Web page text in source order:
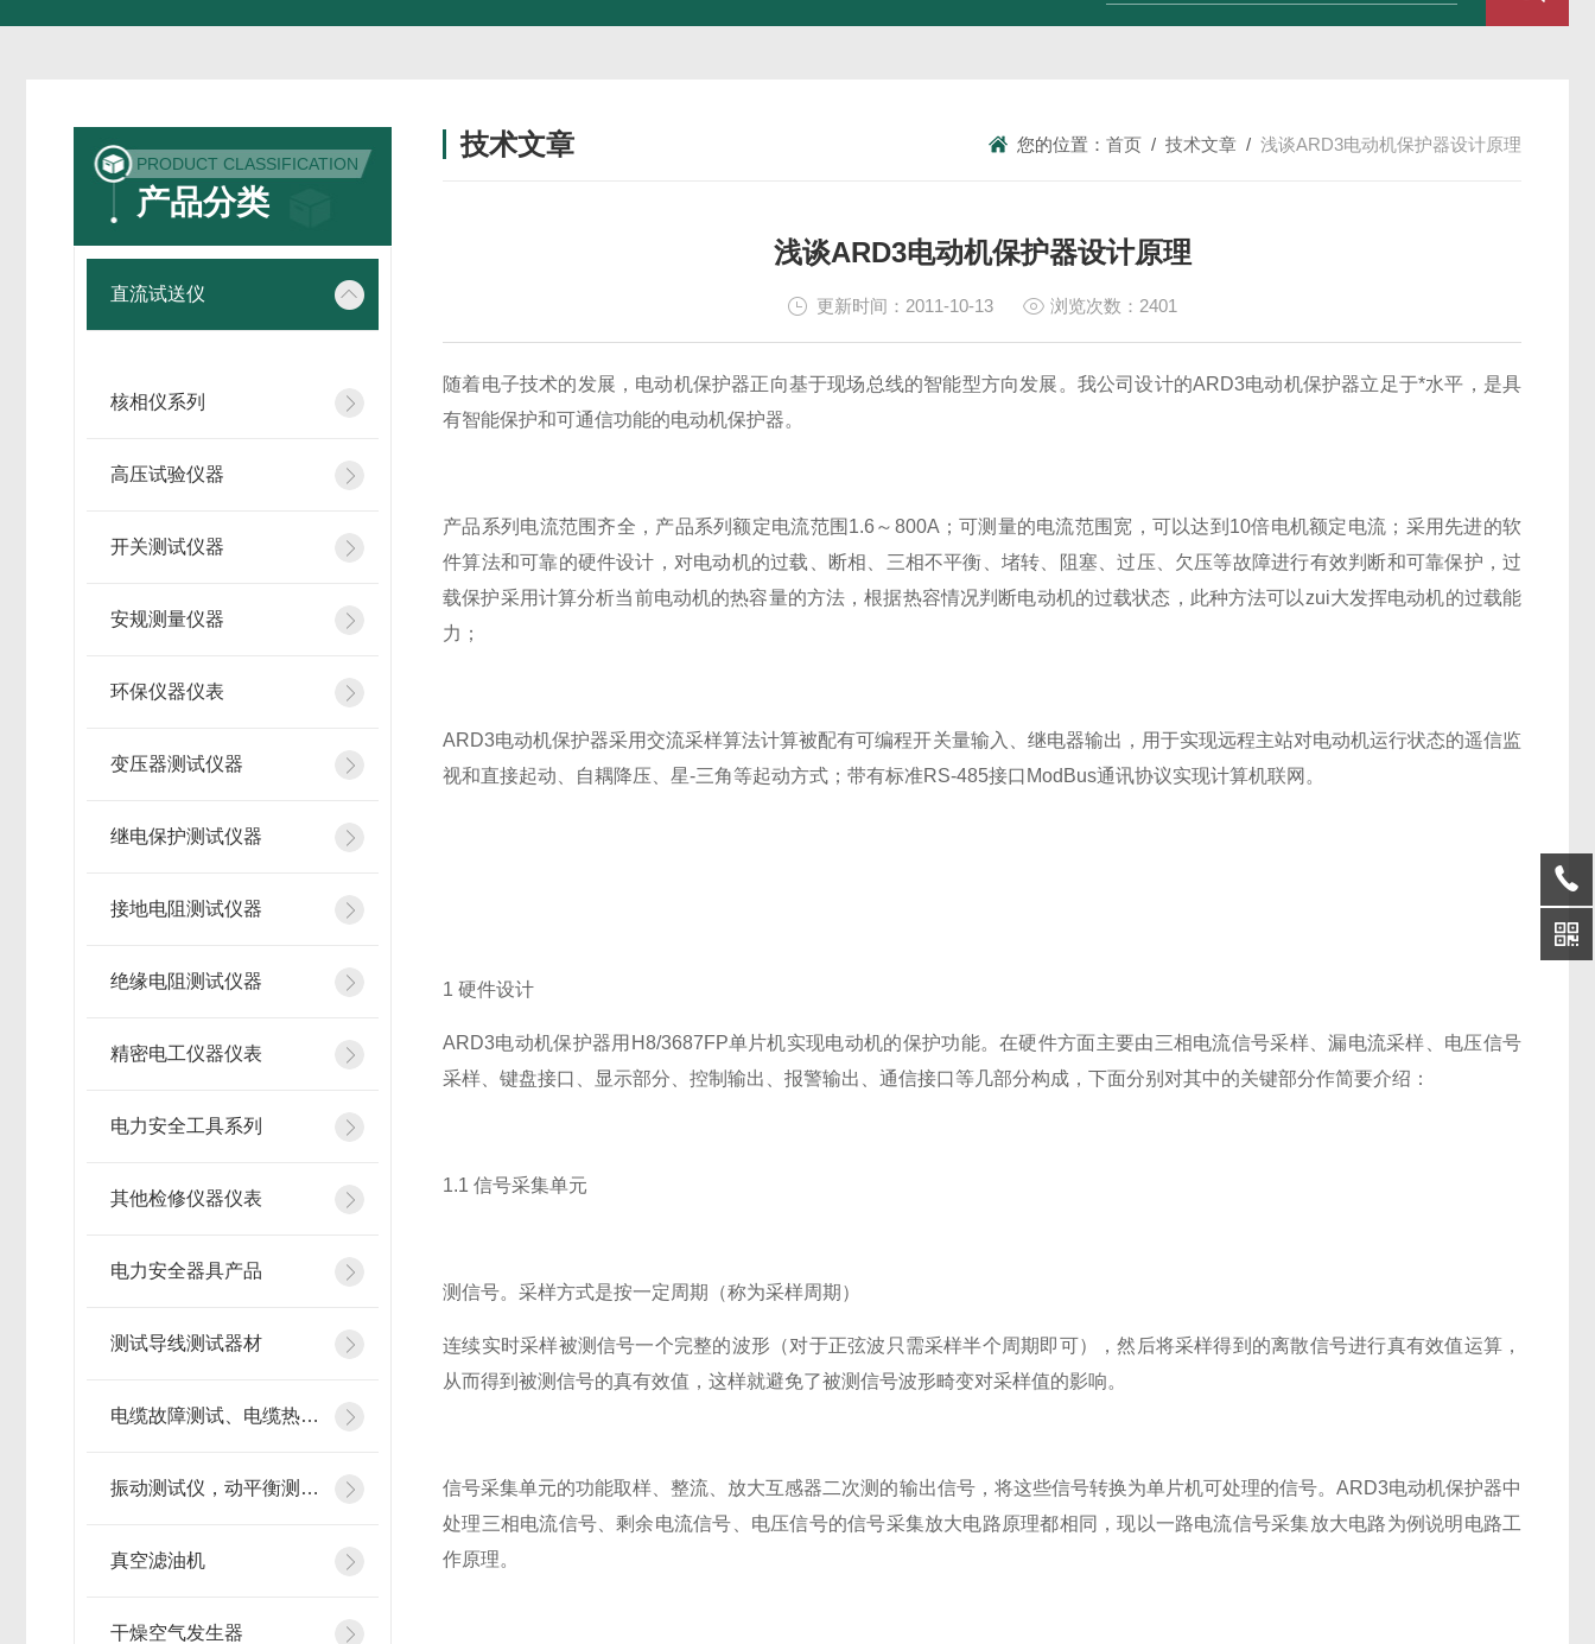
PRODUCT CLASSIFICATION
产品分类
直流试送仪
核相仪系列
高压试验仪器
开关测试仪器
安规测量仪器
环保仪器仪表
变压器测试仪器
继电保护测试仪器
接地电阻测试仪器
绝缘电阻测试仪器
精密电工仪器仪表
电力安全工具系列
其他检修仪器仪表
电力安全器具产品
测试导线测试器材
电缆故障测试、电缆热补机
振动测试仪，动平衡测试仪
真空滤油机
干燥空气发生器
技术文章 您的位置： 首页 / 技术文章 / 浅谈ARD3电动机保护器设计原理
浅谈ARD3电动机保护器设计原理
更新时间：2011-10-13 浏览次数：2401
随着电子技术的发展，电动机保护器正向基于现场总线的智能型方向发展。我公司设计的ARD3电动机保护器立足于*水平，是具
有智能保护和可通信功能的电动机保护器。
产品系列电流范围齐全，产品系列额定电流范围1.6～800A；可测量的电流范围宽，可以达到10倍电机额定电流；采用先进的软
件算法和可靠的硬件设计，对电动机的过载、断相、三相不平衡、堵转、阻塞、过压、欠压等故障进行有效判断和可靠保护，过
载保护采用计算分析当前电动机的热容量的方法，根据热容情况判断电动机的过载状态，此种方法可以zui大发挥电动机的过载能
力；
ARD3电动机保护器采用交流采样算法计算被配有可编程开关量输入、继电器输出，用于实现远程主站对电动机运行状态的遥信监
视和直接起动、自耦降压、星-三角等起动方式；带有标准RS-485接口 ModBus通讯协议实现计算机联网。
1 硬件设计
ARD3电动机保护器用H8/3687FP单片机实现电动机的保护功能。在硬件方面主要由三相电流信号采样、漏电流采样、电压信号
采样、键盘接口、显示部分、控制输出、报警输出、通信接口等几部分构成，下面分别对其中的关键部分作简要介绍：
1.1 信号采集单元
测信号。采样方式是按一定周期（称为采样周期）
连续实时采样被测信号一个完整的波形（对于正弦波只需采样半个周期即可），然后将采样得到的离散信号进行真有效值运算，
从而得到被测信号的真有效值，这样就避免了被测信号波形畸变对采样值的影响。
信号采集单元的功能取样、整流、放大互感器二次测的输出信号，将这些信号转换为单片机可处理的信号。ARD3电动机保护器中
处理三相电流信号、剩余电流信号、电压信号的信号采集放大电路原理都相同，现以一路电流信号采集放大电路为例说明电路工
作原理。